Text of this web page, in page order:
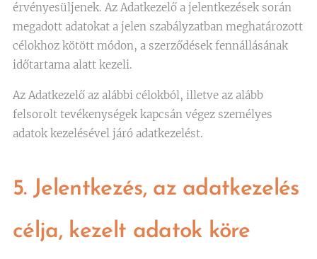
érvényesüljenek. Az Adatkezelő a jelentkezések során
megadott adatokat a jelen szabályzatban meghatározott
célokhoz kötött módon, a szerződések fennállásának
időtartama alatt kezeli.
Az Adatkezelő az alábbi célokból, illetve az alább
felsorolt tevékenységek kapcsán végez személyes
adatok kezelésével járó adatkezelést.
5. Jelentkezés, az adatkezelés
célja, kezelt adatok köre